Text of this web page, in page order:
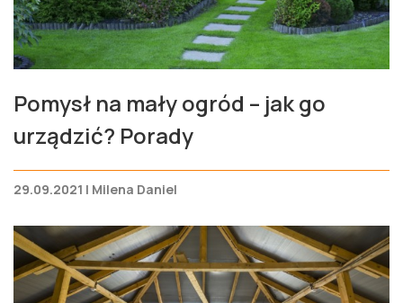
Pomysł na mały ogród – jak go
urządzić? Porady
29.09.2021 | Milena Daniel